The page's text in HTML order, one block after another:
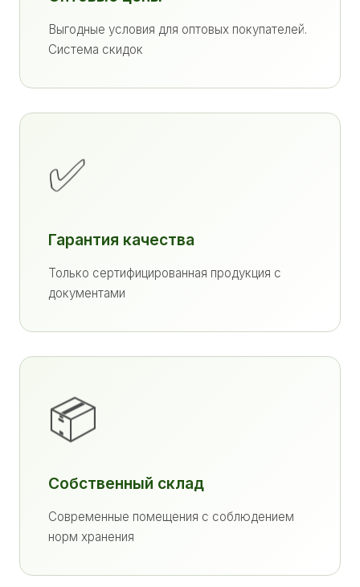
Выгодные условия для оптовых покупателей.
Система скидок
✅
Гарантия качества
Только сертифицированная продукция с
документами
📦
Собственный склад
Современные помещения с соблюдением
норм хранения